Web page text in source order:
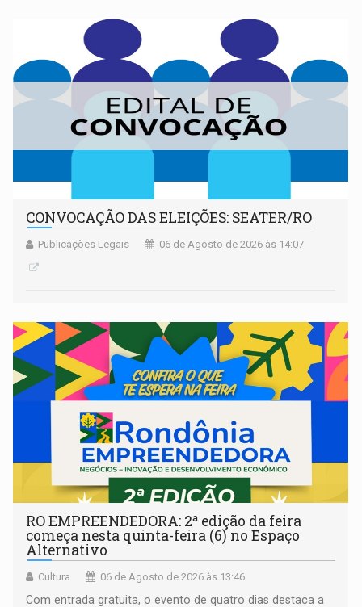
CONVOCAÇÃO DAS ELEIÇÕES: SEATER/RO
Publicações Legais 06 de Agosto de 2026 às 14:07
RO EMPREENDEDORA: 2ª edição da feira
começa nesta quinta-feira (6) no Espaço
Alternativo
Cultura 06 de Agosto de 2026 às 13:46
Com entrada gratuita, o evento de quatro dias destaca a